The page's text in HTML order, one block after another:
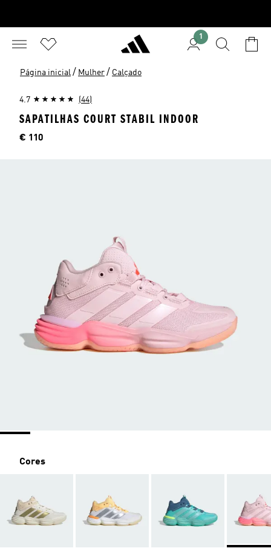
1
Página inicial / Mulher / Calçado
4.7 (44)
SAPATILHAS COURT STABIL INDOOR
Preço
€ 110
Cores